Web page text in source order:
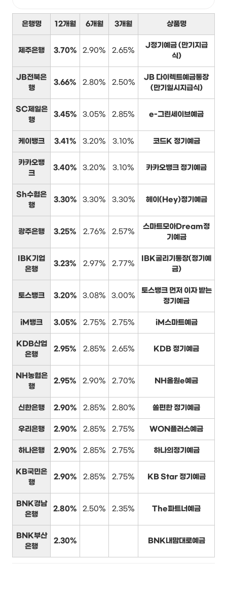
은행명 12개월 6개월 3개월 상품명
제주은행 3.70% 2.90% 2.65%
J정기예금 (만기지급
식)
JB전북은
행
3.66% 2.80% 2.50%
JB 다이렉트예금통장
(만기일시지급식)
SC제일은
행
3.45% 3.05% 2.85% e-그린세이브예금
케이뱅크 3.41% 3.20% 3.10% 코드K 정기예금
카카오뱅
크
3.40% 3.20% 3.10% 카카오뱅크 정기예금
Sh수협은
행
3.30% 3.30% 3.30% 헤이(Hey)정기예금
광주은행 3.25% 2.76% 2.57%
스마트모아Dream정
기예금
IBK기업
은행
3.23% 2.97% 2.77%
IBK굴리기통장(정기예
금)
토스뱅크 3.20% 3.08% 3.00%
토스뱅크 먼저 이자 받는
정기예금
iM뱅크 3.05% 2.75% 2.75% iM스마트예금
KDB산업
은행
2.95% 2.85% 2.65% KDB 정기예금
NH농협은
행
2.95% 2.90% 2.70% NH올원e예금
신한은행 2.90% 2.85% 2.80% 쏠편한 정기예금
우리은행 2.90% 2.85% 2.75% WON플러스예금
하나은행 2.90% 2.85% 2.75% 하나의정기예금
KB국민은
행
2.90% 2.85% 2.75% KB Star 정기예금
BNK경남
은행
2.80% 2.50% 2.35% The파트너예금
BNK부산
은행
2.30% BNK내맘대로예금